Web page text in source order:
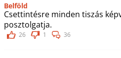
Belföld
Csettintésre minden tiszás
posztolgatja.
26 1 36